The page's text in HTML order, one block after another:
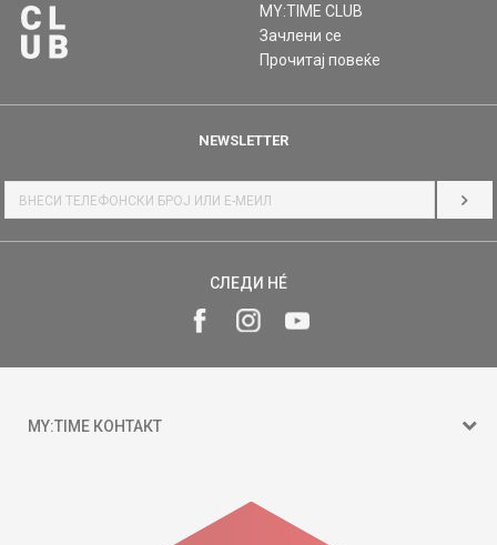
MY:TIME CLUB
Зачлени се
Прочитај повеќе
NEWSLETTER
СЛЕДИ НÉ
MY:TIME КОНТАКТ
ул. Гоце Николовски бр.74 Скопје